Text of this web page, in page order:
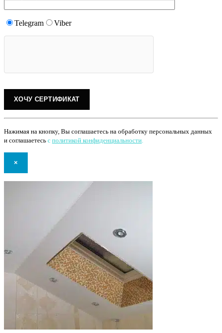
Telegram Viber
Нажимая на кнопку, Вы соглашаетесь на обработку персональных данных
и соглашаетесь с политикой конфиденциальности.
×